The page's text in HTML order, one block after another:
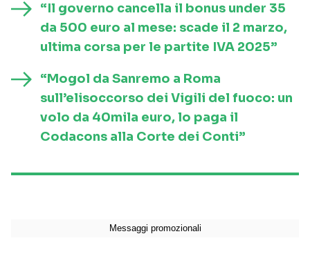
“Il governo cancella il bonus under 35
da 500 euro al mese: scade il 2 marzo,
ultima corsa per le partite IVA 2025”
“Mogol da Sanremo a Roma
sull’elisoccorso dei Vigili del fuoco: un
volo da 40mila euro, lo paga il
Codacons alla Corte dei Conti”